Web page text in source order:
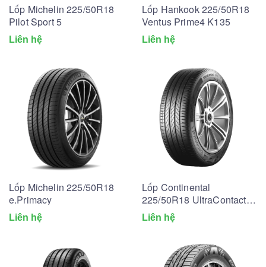
Lốp Michelin 225/50R18
Pilot Sport 5
Liên hệ
Lốp Hankook 225/50R18
Ventus Prime4 K135
Liên hệ
Lốp Michelin 225/50R18
e.Primacy
Liên hệ
Lốp Continental
225/50R18 UltraContact
UC6
Liên hệ